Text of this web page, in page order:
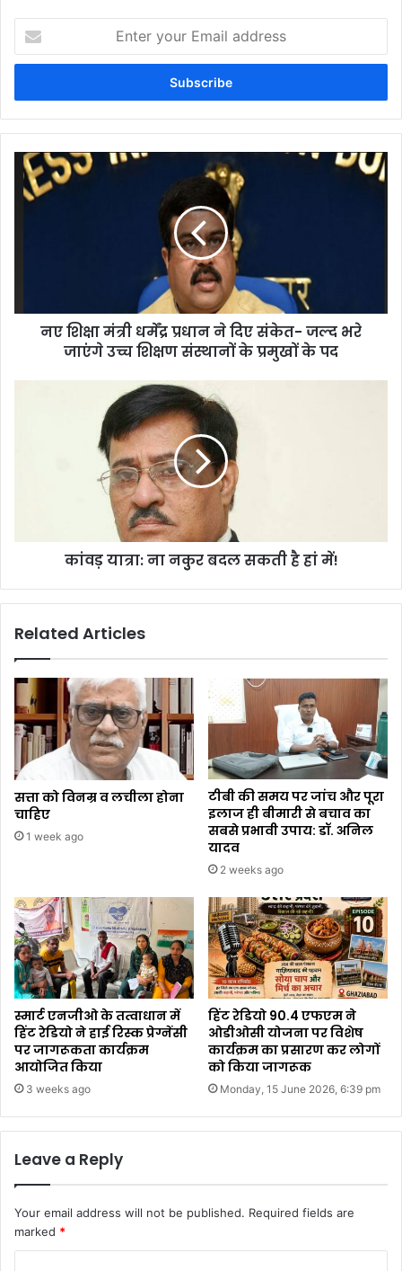
your
Email
नए शिक्षा मंत्री धर्मेंद्र प्रधान ने दिए संकेत- जल्द भरे
जाएंगे उच्च शिक्षण संस्थानों के प्रमुखों के पद
कांवड़ यात्रा: ना नकुुर बदल सकती है हां में!
Related Articles
सत्ता को विनम्र व लचीला होना
चाहिए
1 week ago
टीबी की समय पर जांच और पूरा
इलाज ही बीमारी से बचाव का
सबसे प्रभावी उपाय: डॉ. अनिल
यादव
2 weeks ago
स्मार्ट एनजीओ के तत्वाधान में
हिंट रेडियो ने हाई रिस्क प्रेग्नेंसी
पर जागरूकता कार्यक्रम
आयोजित किया
3 weeks ago
हिंट रेडियो 90.4 एफएम ने
ओडीओसी योजना पर विशेष
कार्यक्रम का प्रसारण कर लोगों
को किया जागरूक
Monday, 15 June 2026, 6:39 pm
Leave a Reply
Your email address will not be published. Required fields are
marked *